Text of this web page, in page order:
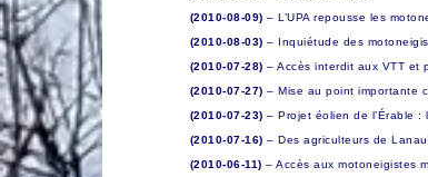
(2010-08-09) – L’UPA repousse les
(2010-08-03) – Inquiétude des
(2010-07-28) – Accès interdit aux VTT et
(2010-07-27) – Mise au point importante
(2010-07-23) – Projet éolien de l’Érable
(2010-07-16) – Des agriculteurs de
(2010-06-11) – Accès aux motoneigistes